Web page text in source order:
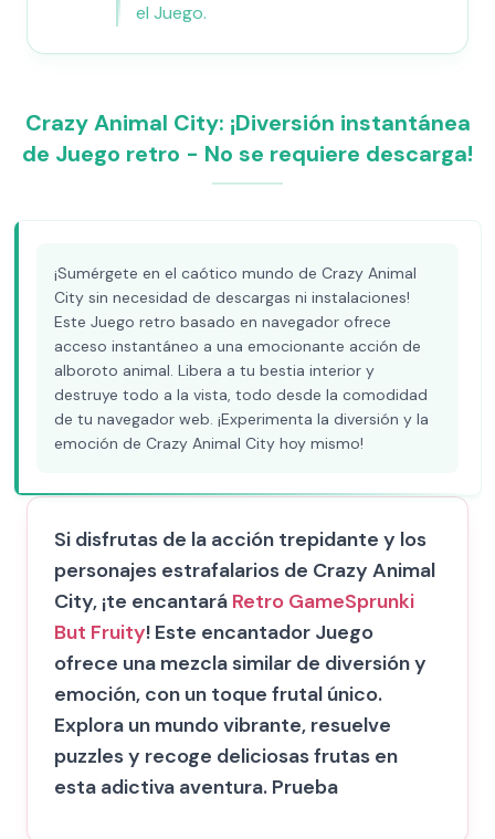
el Juego.
Crazy Animal City: ¡Diversión instantánea
de Juego retro - No se requiere descarga!
¡Sumérgete en el caótico mundo de Crazy Animal
City sin necesidad de descargas ni instalaciones!
Este Juego retro basado en navegador ofrece
acceso instantáneo a una emocionante acción de
alboroto animal. Libera a tu bestia interior y
destruye todo a la vista, todo desde la comodidad
de tu navegador web. ¡Experimenta la diversión y la
emoción de Crazy Animal City hoy mismo!
Si disfrutas de la acción trepidante y los
personajes estrafalarios de Crazy Animal
City, ¡te encantará Retro GameSprunki
But Fruity! Este encantador Juego
ofrece una mezcla similar de diversión y
emoción, con un toque frutal único.
Explora un mundo vibrante, resuelve
puzzles y recoge deliciosas frutas en
esta adictiva aventura. Prueba